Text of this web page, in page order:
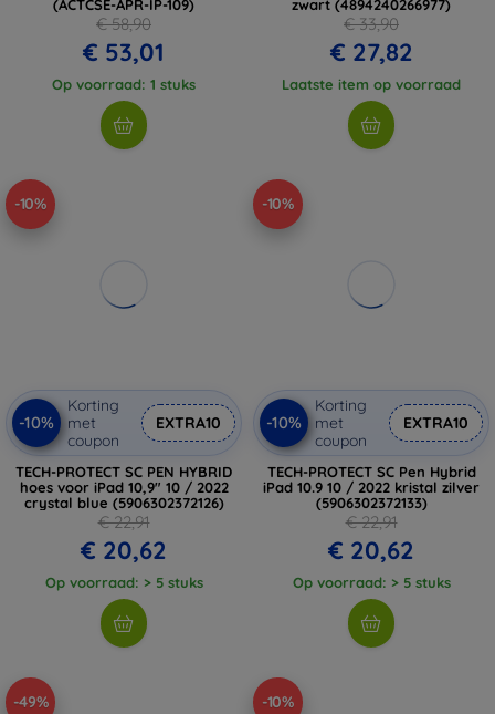
(ACTCSE-APR-IP-109)
€ 58,90
€ 53,01
Op voorraad: 1 stuks
zwart (4894240266977)
€ 33,90
€ 27,82
Laatste item op voorraad
-10%
-10%
Korting
met
coupon
EXTRA10
TECH-PROTECT SC PEN HYBRID
hoes voor iPad 10,9" 10 / 2022
crystal blue (5906302372126)
€ 22,91
€ 20,62
Op voorraad: > 5 stuks
-10%
-10%
Korting
met
coupon
EXTRA10
TECH-PROTECT SC Pen Hybrid
iPad 10.9 10 / 2022 kristal zilver
(5906302372133)
€ 22,91
€ 20,62
Op voorraad: > 5 stuks
-49% -10%